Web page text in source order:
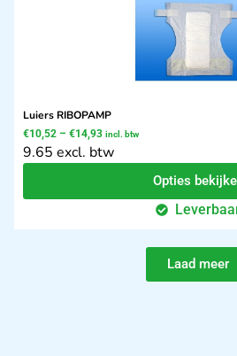
Luiers RIBOPAMP
€10,52 – €14,93 incl. btw
9.65 excl. btw
Opties
Laad meer